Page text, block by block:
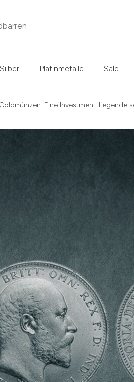
Silber Platinmetalle Sale
Eine Investment-Legende